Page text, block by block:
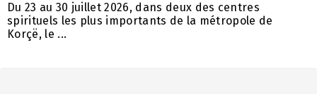
Du 23 au 30 juillet 2026, dans deux des centres
spirituels les plus importants de la métropole de
Korçë, le ...